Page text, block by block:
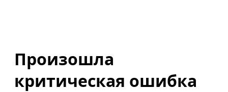
Произошла
критическая ошибка